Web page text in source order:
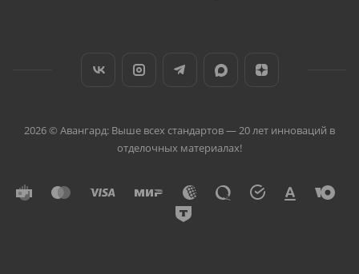
2026 © Авангард: Выше всех стандартов — 20 лет инноваций в
отделочных материалах!